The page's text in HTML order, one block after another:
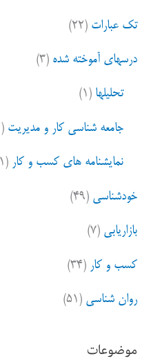
تک عبارات (۲۲)
درسهای آموخته شده (۳)
تحلیلها (۱)
جامعه شناسی کار و مدیریت (۲)
نمایشنامه های کسب و کار (۱)
خودشناسی (۴۹)
بازاریابی (۷)
کسب و کار (۳۴)
روان شناسی (۵۱)
موضوعات